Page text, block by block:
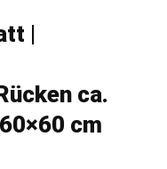
|
ca.
cm